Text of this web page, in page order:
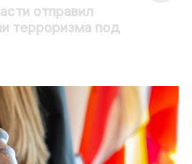
отправил
терроризма под